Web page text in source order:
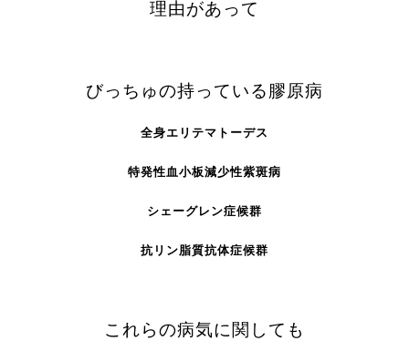
理由があって
びっちゅの持っている膠原病
全身エリテマトーデス
特発性血小板減少性紫斑病
シェーグレン症候群
抗リン脂質抗体症候群
これらの病気に関しても